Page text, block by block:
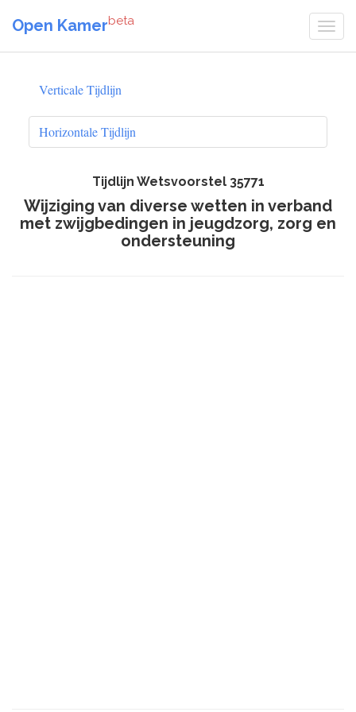
Open Kamerbeta
Verticale Tijdlijn
Horizontale Tijdlijn
Tijdlijn Wetsvoorstel 35771
Wijziging van diverse wetten in verband
met zwijgbedingen in jeugdzorg, zorg en
ondersteuning